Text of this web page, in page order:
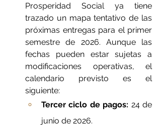
Prosperidad Social ya tiene
trazado un mapa tentativo de las
próximas entregas para el primer
semestre de 2026. Aunque las
fechas pueden estar sujetas a
modificaciones operativas, el
calendario previsto es el
siguiente:
Tercer ciclo de pagos: 24 de
junio de 2026.